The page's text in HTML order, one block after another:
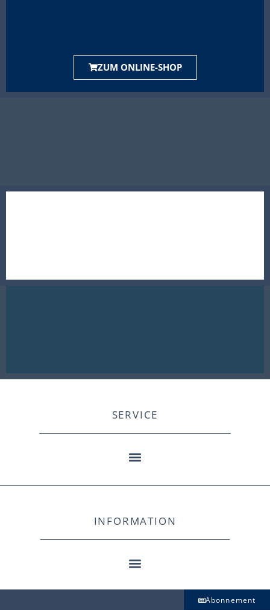
ZUM ONLINE-SHOP
SERVICE
INFORMATION
Abonnement